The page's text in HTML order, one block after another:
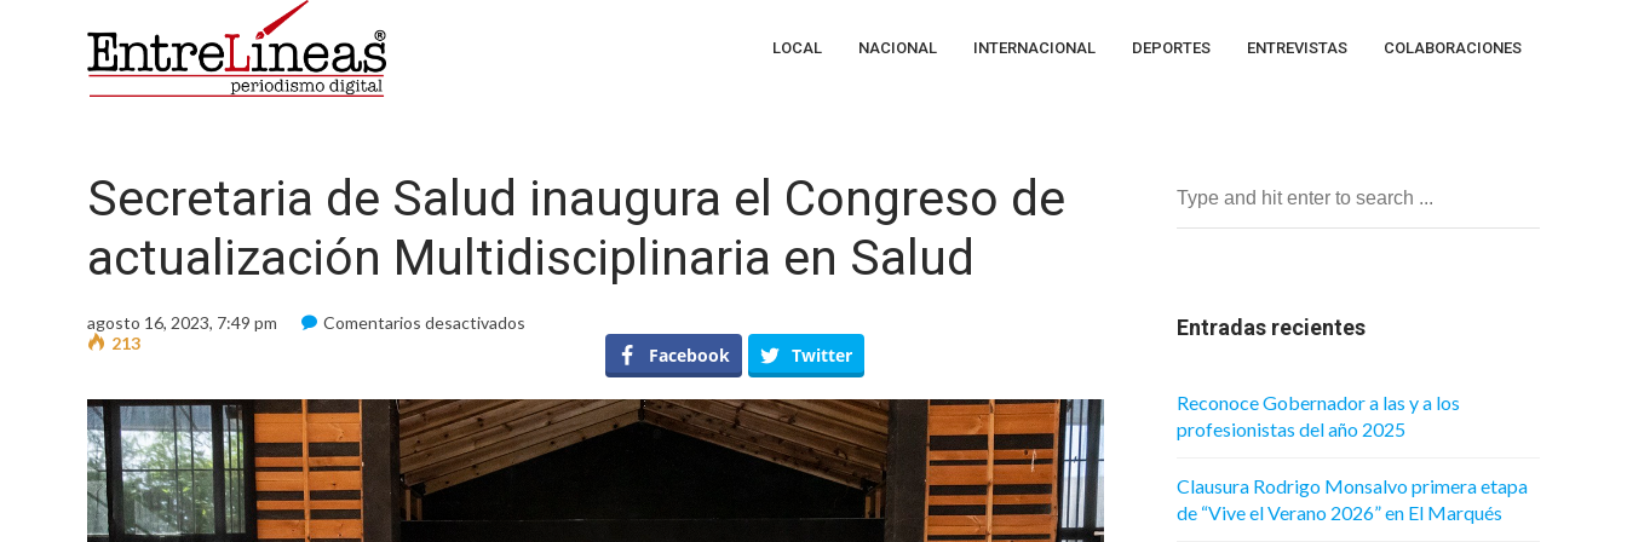
LOCAL NACIONAL INTERNACIONAL DEPORTES ENTREVISTAS COLABORACIONES
Secretaria de Salud inaugura el Congreso de
actualización Multidisciplinaria en Salud
agosto 16, 2023, 7:49 pm Comentarios desactivados
inaugura
el
Congreso
de
213
Facebook Twitter
Entradas recientes
Reconoce Gobernador a las y a los
profesionistas del año 2025
Clausura Rodrigo Monsalvo primera etapa
de “Vive el Verano 2026” en El Marqués